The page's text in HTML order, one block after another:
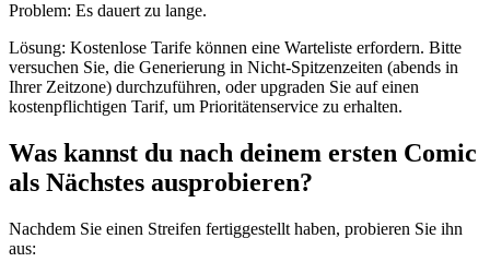
Problem: Es dauert zu lange.
Lösung: Kostenlose Tarife können eine Warteliste erfordern. Bitte
versuchen Sie, die Generierung in Nicht-Spitzenzeiten (abends in
Ihrer Zeitzone) durchzuführen, oder upgraden Sie auf einen
kostenpflichtigen Tarif, um Prioritätenservice zu erhalten.
Was kannst du nach deinem ersten Comic
als Nächstes ausprobieren?
Nachdem Sie einen Streifen fertiggestellt haben, probieren Sie ihn
aus: